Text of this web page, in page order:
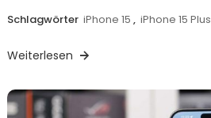
Schlagwörter iPhone 15 , iPhone 15 Plus
Weiterlesen